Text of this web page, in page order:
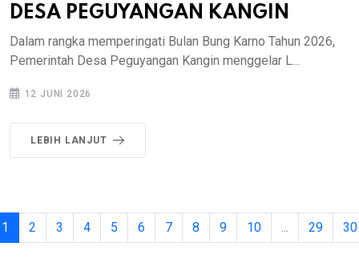
DESA PEGUYANGAN KANGIN
Dalam rangka memperingati Bulan Bung Karno Tahun 2026,
Pemerintah Desa Peguyangan Kangin menggelar L...
12 JUNI 2026
LEBIH LANJUT
1 2 3 4 5 6 7 8 9 10 ... 29 30